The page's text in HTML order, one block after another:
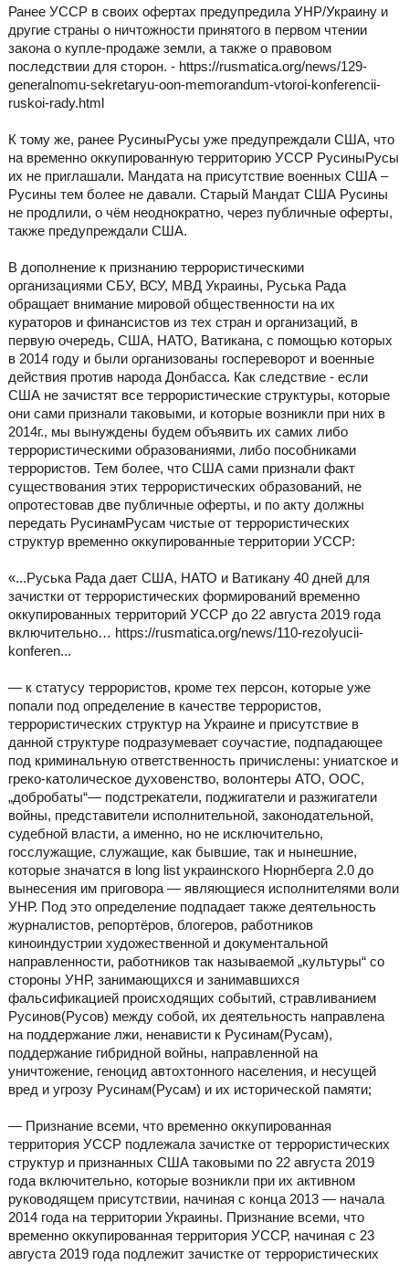
Ранее УССР в своих офертах предупредила УНР/Украину и
другие страны о ничтожности принятого в первом чтении
закона о купле-продаже земли, а также о правовом
последствии для сторон. - https://rusmatica.org/news/129-
generalnomu-sekretaryu-oon-memorandum-vtoroi-konferencii-
ruskoi-rady.html
К тому же, ранее РусиныРусы уже предупреждали США, что
на временно оккупированную территорию УССР РусиныРусы
их не приглашали. Мандата на присутствие военных США –
Русины тем более не давали. Старый Мандат США Русины
не продлили, о чём неоднократно, через публичные оферты,
также предупреждали США.
В дополнение к признанию террористическими
организациями СБУ, ВСУ, МВД Украины, Руська Рада
обращает внимание мировой общественности на их
кураторов и финансистов из тех стран и организаций, в
первую очередь, США, НАТО, Ватикана, с помощью которых
в 2014 году и были организованы госпереворот и военные
действия против народа Донбасса. Как следствие - если
США не зачистят все террористические структуры, которые
они сами признали таковыми, и которые возникли при них в
2014г., мы вынуждены будем объявить их самих либо
террористическими образованиями, либо пособниками
террористов. Тем более, что США сами признали факт
существования этих террористических образований, не
опротестовав две публичные оферты, и по акту должны
передать РусинамРусам чистые от террористических
структур временно оккупированные территории УССР:
«...Руська Рада дает США, НАТО и Ватикану 40 дней для
зачистки от террористических формирований временно
оккупированных территорий УССР до 22 августа 2019 года
включительно… https://rusmatica.org/news/110-rezolyucii-
konferen...
— к статусу террористов, кроме тех персон, которые уже
попали под определение в качестве террористов,
террористических структур на Украине и присутствие в
данной структуре подразумевает соучастие, подпадающее
под криминальную ответственность причислены: униатское и
греко-католическое духовенство, волонтеры АТО, ООС,
„добробаты“— подстрекатели, поджигатели и разжигатели
войны, представители исполнительной, законодательной,
судебной власти, а именно, но не исключительно,
госслужащие, служащие, как бывшие, так и нынешние,
которые значатся в long list украинского Нюрнберга 2.0 до
вынесения им приговора — являющиеся исполнителями воли
УНР. Под это определение подпадает также деятельность
журналистов, репортёров, блогеров, работников
киноиндустрии художественной и документальной
направленности, работников так называемой „культуры“ со
стороны УНР, занимающихся и занимавшихся
фальсификацией происходящих событий, стравливанием
Русинов(Русов) между собой, их деятельность направлена
на поддержание лжи, ненависти к Русинам(Русам),
поддержание гибридной войны, направленной на
уничтожение, геноцид автохтонного населения, и несущей
вред и угрозу Русинам(Русам) и их исторической памяти;
— Признание всеми, что временно оккупированная
территория УССР подлежала зачистке от террористических
структур и признанных США таковыми по 22 августа 2019
года включительно, которые возникли при их активном
руководящем присутствии, начиная с конца 2013 — начала
2014 года на территории Украины. Признание всеми, что
временно оккупированная территория УССР, начиная с 23
августа 2019 года подлежит зачистке от террористических